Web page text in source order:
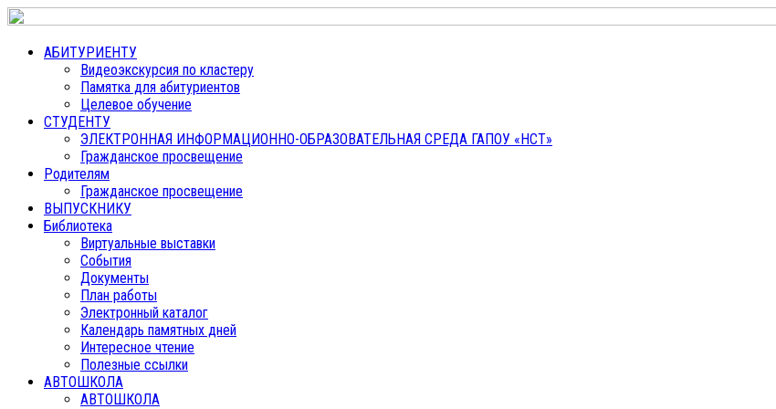
АБИТУРИЕНТУ
Видеоэкскурсия по кластеру
Памятка для абитуриентов
Целевое обучение
СТУДЕНТУ
ЭЛЕКТРОННАЯ ИНФОРМАЦИОННО-ОБРАЗОВАТЕЛЬНАЯ СРЕДА ГАПОУ «НСТ»
Гражданское просвещение
Родителям
Гражданское просвещение
ВЫПУСКНИКУ
Библиотека
Виртуальные выставки
События
Документы
План работы
Электронный каталог
Календарь памятных дней
Интересное чтение
Полезные ссылки
АВТОШКОЛА
АВТОШКОЛА